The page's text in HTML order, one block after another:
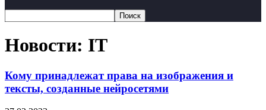
Новости: IT
Кому принадлежат права на изображения и
тексты, созданные нейросетями